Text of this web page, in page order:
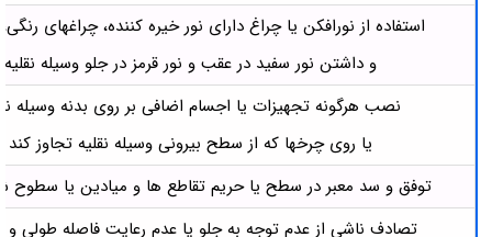
استفاده از نورافکن یا چراغ دارای نور خیره­ کننده، چراغ­های
و داشتن نور سفید در عقب و نور قرمز در جلو وسیله نقلیه
نصب هرگونه تجهیزات یا اجسام اضافی بر روی بدنه وسیله
یا روی چرخها که از سطح بیرونی وسیله نقلیه تجاوز کند
توفق و سد معبر در سطح یا حریم تقاطع ها و میادین یا سطوح
تصادف ناشی از عدم توجه به جلو یا عدم رعایت فاصله طولی